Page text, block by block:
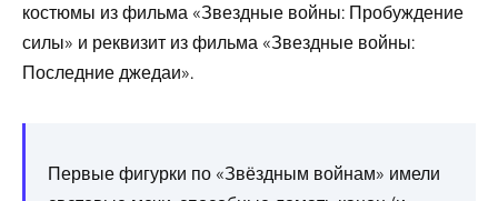
костюмы из фильма «Звездные войны: Пробуждение
силы» и реквизит из фильма «Звездные войны:
Последние джедаи».
Первые фигурки по «Звёздным войнам» имели